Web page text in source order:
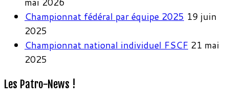
Championnat fédéral par équipe 2025 19 juin
2025
Championnat national individuel FSCF 21 mai
2025
Les Patro-News !